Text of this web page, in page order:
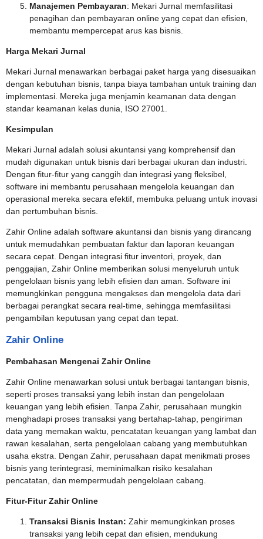
Manajemen Pembayaran: Mekari Jurnal memfasilitasi
penagihan dan pembayaran online yang cepat dan efisien,
membantu mempercepat arus kas bisnis.
Harga Mekari Jurnal
Mekari Jurnal menawarkan berbagai paket harga yang disesuaikan
dengan kebutuhan bisnis, tanpa biaya tambahan untuk training dan
implementasi. Mereka juga menjamin keamanan data dengan
standar keamanan kelas dunia, ISO 27001.
Kesimpulan
Mekari Jurnal adalah solusi akuntansi yang komprehensif dan
mudah digunakan untuk bisnis dari berbagai ukuran dan industri.
Dengan fitur-fitur yang canggih dan integrasi yang fleksibel,
software ini membantu perusahaan mengelola keuangan dan
operasional mereka secara efektif, membuka peluang untuk inovasi
dan pertumbuhan bisnis.
Zahir Online adalah software akuntansi dan bisnis yang dirancang
untuk memudahkan pembuatan faktur dan laporan keuangan
secara cepat. Dengan integrasi fitur inventori, proyek, dan
penggajian, Zahir Online memberikan solusi menyeluruh untuk
pengelolaan bisnis yang lebih efisien dan aman. Software ini
memungkinkan pengguna mengakses dan mengelola data dari
berbagai perangkat secara real-time, sehingga memfasilitasi
pengambilan keputusan yang cepat dan tepat.
Zahir Online
Pembahasan Mengenai Zahir Online
Zahir Online menawarkan solusi untuk berbagai tantangan bisnis,
seperti proses transaksi yang lebih instan dan pengelolaan
keuangan yang lebih efisien. Tanpa Zahir, perusahaan mungkin
menghadapi proses transaksi yang bertahap-tahap, pengiriman
data yang memakan waktu, pencatatan keuangan yang lambat dan
rawan kesalahan, serta pengelolaan cabang yang membutuhkan
usaha ekstra. Dengan Zahir, perusahaan dapat menikmati proses
bisnis yang terintegrasi, meminimalkan risiko kesalahan
pencatatan, dan mempermudah pengelolaan cabang.
Fitur-Fitur Zahir Online
Transaksi Bisnis Instan: Zahir memungkinkan proses
transaksi yang lebih cepat dan efisien, mendukung